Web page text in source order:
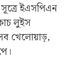
ইএসপিএন
লুইস
খেলোয়াড়,